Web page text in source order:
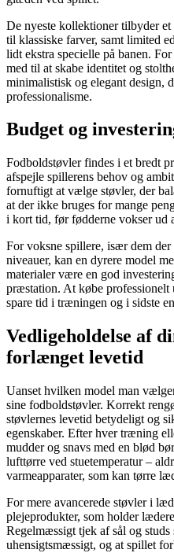
De nyeste kollektioner tilbyder
til klassiske farver, samt limited
lidt ekstra specielle på banen.
med til at skabe identitet og
minimalistisk og elegant design,
professionalisme.
Budget og
Fodboldstøvler findes i et bredt
afspejle spillerens behov og
fornuftigt at vælge støvler, der
at der ikke bruges for mange
i kort tid, før fødderne vokser ud
For voksne spillere, især dem
niveauer, kan en dyrere model
materialer være en god
præstation. At købe professionelt
spare tid i træningen og i sidste
Vedligeholdelse af
forlænget levetid
Uanset hvilken model man
sine fodboldstøvler. Korrekt
støvlernes levetid betydeligt og
egenskaber. Efter hver træning
mudder og snavs med en blød
lufttørre ved stuetemperatur –
varmeapparater, som kan tørre
For mere avancerede støvler i
plejeprodukter, som holder
Regelmæssigt tjek af sål og studs
uhensigtsmæssigt, og at spillet